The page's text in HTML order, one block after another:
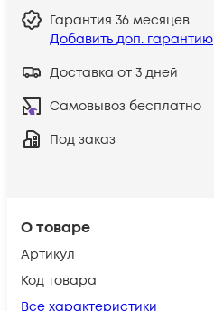
О товаре
Артикул
Код товара
Все характеристики
Гарантия 36 месяцев
Добавить доп. гарантию
Доставка от 3 дней
Самовывоз бесплатно
Под заказ